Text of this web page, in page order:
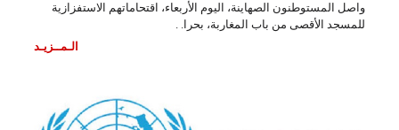
واصل المستوطنون الصهاينة، اليوم الأربعاء، اقتحاماتهم الاستفزازية
للمسجد الأقصى من باب المغاربة، بحرا. .
الـمــزيـد